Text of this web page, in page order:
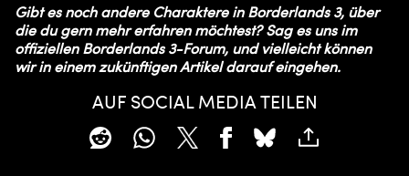
Gibt es noch andere Charaktere in Borderlands 3, über
die du gern mehr erfahren möchtest? Sag es uns im
offiziellen Borderlands 3-Forum, und vielleicht können
wir in einem zukünftigen Artikel darauf eingehen.
AUF SOCIAL MEDIA TEILEN